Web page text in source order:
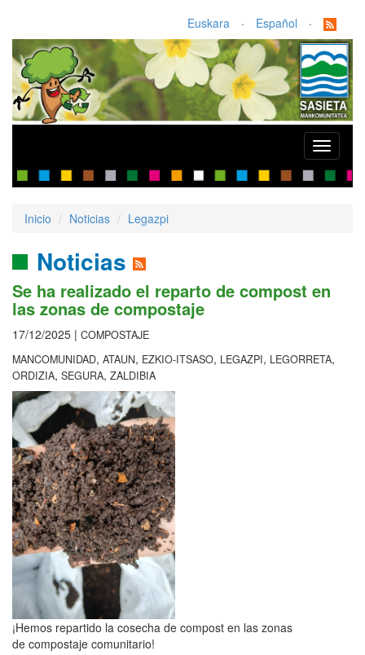
Euskara · Español ·
Toggle
Inicio Noticias Legazpi
Noticias
Se ha realizado el reparto de compost en
las zonas de compostaje
17/12/2025 | COMPOSTAJE
MANCOMUNIDAD, ATAUN, EZKIO-ITSASO, LEGAZPI, LEGORRETA,
ORDIZIA, SEGURA, ZALDIBIA
¡Hemos repartido la cosecha de compost en las zonas
de compostaje comunitario!